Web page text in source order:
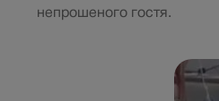
непрошеного гостя.